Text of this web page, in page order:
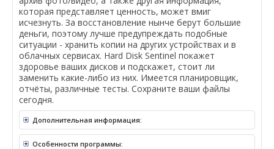
которая представляет ценность, может вмиг
исчезнуть. За восстановление нынче берут большие
деньги, поэтому лучше предупреждать подобные
ситуации - хранить копии на других устройствах и в
облачных сервисах. Hard Disk Sentinel покажет
здоровье ваших дисков и подскажет, стоит ли
заменить какие-либо из них. Имеется планировщик,
отчёты, различные тесты. Сохраните ваши файлы
сегодня.
Дополнительная информация:
Особенности программы: